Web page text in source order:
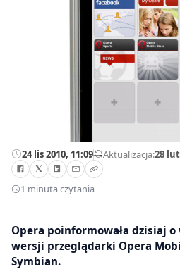
24 lis 2010, 11:09—Aktualizacja:28 lut
1 minuta czytania
Opera poinformowała dzisiaj
wersji przeglądarki Opera
Symbian.